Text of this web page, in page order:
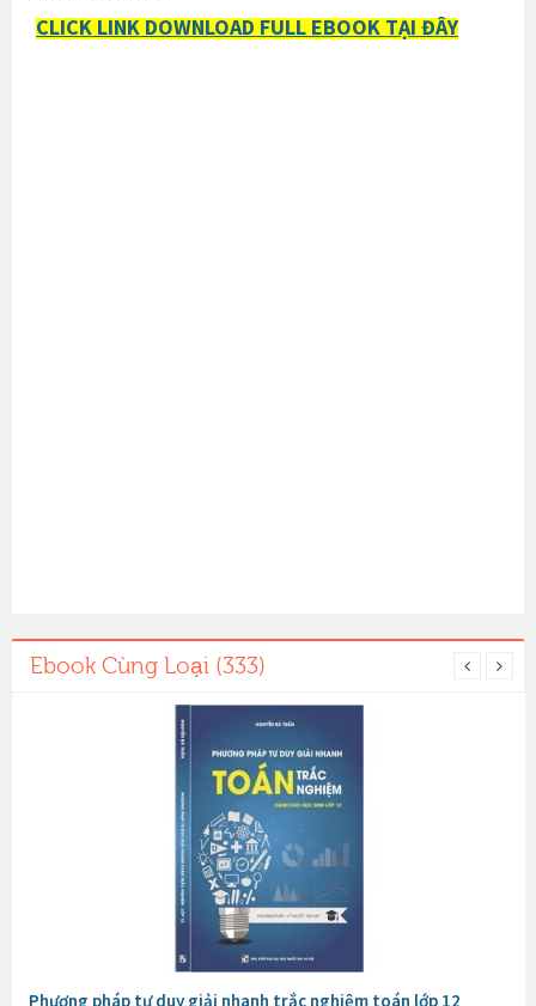
CLICK LINK DOWNLOAD FULL EBOOK TẠI ĐÂY
Ebook Cùng Loại (333)
Phương pháp tư duy giải nhanh trắc nghiệm toán lớp 12